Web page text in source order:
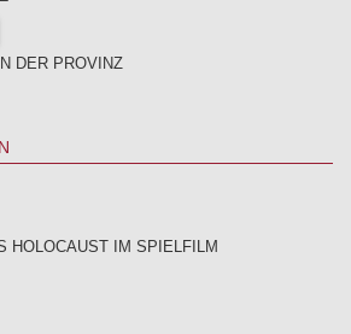
DER PROVINZ
HOLOCAUST IM SPIELFILM